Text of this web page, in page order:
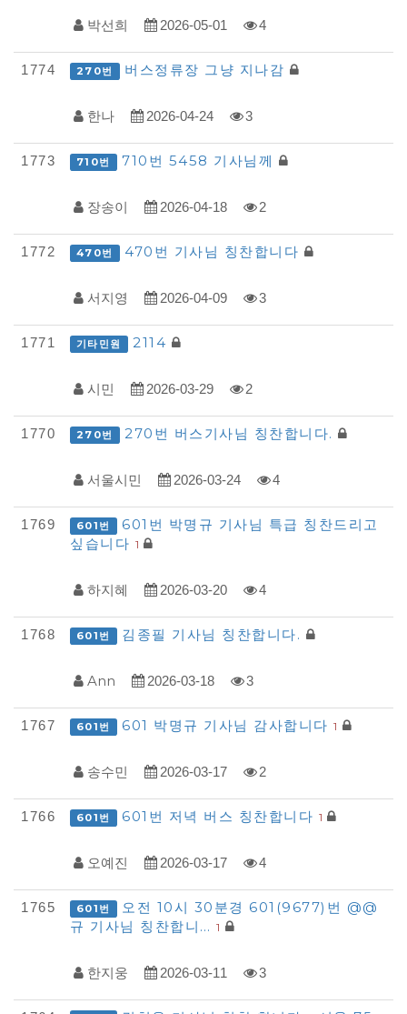
자
모
례
목
박선희 2026-05-01 4
1774 270번 버스정류장 그냥 지나감
한나 2026-04-24 3
1773 710번 710번 5458 기사님께
장송이 2026-04-18 2
1772 470번 470번 기사님 칭찬합니다
서지영 2026-04-09 3
1771 기타민원 2114
시민 2026-03-29 2
1770 270번 270번 버스기사님 칭찬합니다.
서울시민 2026-03-24 4
1769 601번
601번 박명규 기사님 특급 칭찬드리고
싶습니다 1
하지혜 2026-03-20 4
1768 601번 김종필 기사님 칭찬합니다.
Ann 2026-03-18 3
1767 601번 601 박명규 기사님 감사합니다 1
송수민 2026-03-17 2
1766 601번 601번 저녁 버스 칭찬합니다 1
오예진 2026-03-17 4
1765 601번
오전 10시 30분경 601(9677)번 @@
규 기사님 칭찬합니… 1
한지웅 2026-03-11 3